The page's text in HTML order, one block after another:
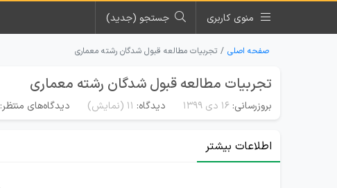
منوی کاربری جستجو (جدید)
صفحه اصلی تجربیات مطالعه قبول شدگان رشته معماری
تجربیات مطالعه قبول شدگان رشته معماری
بروزرسانی: ۱۶ دی ۱۳۹۹ دیدگاه: 11 (نمایش) دیدگاه‌های منتظر:
اطلاعات بیشتر